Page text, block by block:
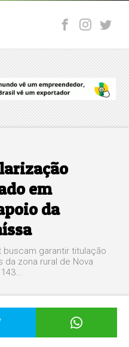
em
da
garantir titulação
da zona rural de Nova